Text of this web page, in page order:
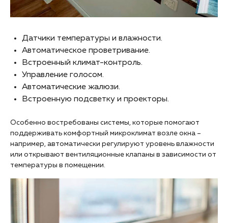
Датчики температуры и влажности.
Автоматическое проветривание.
Встроенный климат-контроль.
Управление голосом.
Автоматические жалюзи.
Встроенную подсветку и проекторы.
Особенно востребованы системы, которые помогают
поддерживать комфортный микроклимат возле окна –
например, автоматически регулируют уровень влажности
или открывают вентиляционные клапаны в зависимости от
температуры в помещении.